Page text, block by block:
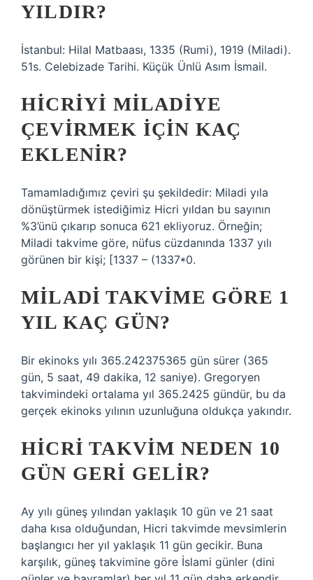
YILDIR?
İstanbul: Hilal Matbaası, 1335 (Rumi), 1919 (Miladi).
51s. Celebizade Tarihi. Küçük Ünlü Asım İsmail.
HICRIYI MILADIYE
ÇEVIRMEK IÇIN KAÇ
EKLENIR?
Tamamladığımız çeviri şu şekildedir: Miladi yıla
dönüştürmek istediğimiz Hicri yıldan bu sayının
%3’ünü çıkarıp sonuca 621 ekliyoruz. Örneğin;
Miladi takvime göre, nüfus cüzdanında 1337 yılı
görünen bir kişi; [1337 – (1337*0.
MILADI TAKVIME GÖRE 1
YIL KAÇ GÜN?
Bir ekinoks yılı 365.242375365 gün sürer (365
gün, 5 saat, 49 dakika, 12 saniye). Gregoryen
takvimindeki ortalama yıl 365.2425 gündür, bu da
gerçek ekinoks yılının uzunluğuna oldukça yakındır.
HICRI TAKVIM NEDEN 10
GÜN GERI GELIR?
Ay yılı güneş yılından yaklaşık 10 gün ve 21 saat
daha kısa olduğundan, Hicri takvimde mevsimlerin
başlangıcı her yıl yaklaşık 11 gün gecikir. Buna
karşılık, güneş takvimine göre İslami günler (dini